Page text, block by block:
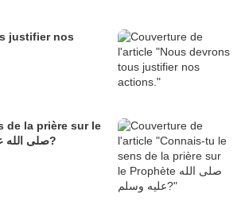
justifier nos
de la prière sur le
Prophète صلى الله عليه وسلم?